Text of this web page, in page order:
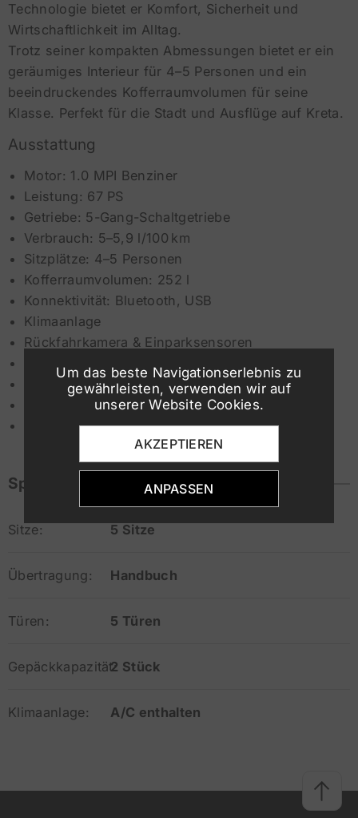
Um das beste Navigationserlebnis zu
gewährleisten, verwenden wir auf
unserer Website Cookies.
AKZEPTIEREN
ANPASSEN
Technologie bietet er Komfort, Sicherheit und
Wirtschaftlichkeit im Alltag.
Trotz seiner kompakten Abmessungen bietet er ein
geräumiges Interieur für 4–5 Personen und ein
beeindruckendes Kofferraumvolumen für seine
Klasse. Perfekt für die Stadt und Ausflüge auf Kreta.
Ausstattung
Motor: 1.0 MPI Benziner
Leistung: 67 PS
Getriebe: 5-Gang-Schaltgetriebe
Verbrauch: 5–5,9 l/100 km
Sitzplätze: 4–5 Personen
Kofferraumvolumen: 252 l
Konnektivität: Bluetooth, USB
Klimaanlage
Rückfahrkamera & Einparksensoren
LED-Tagfahrlicht (DRL)
Notbremsassistent für die Stadt
ESP, ABS, Airbags
Mindestalter des Fahrers: 19 Jahre
Spezifikationen
Sitze: 5 Sitze
Übertragung: Handbuch
Türen: 5 Türen
Gepäckkapazität:2 Stück
Klimaanlage: A/C enthalten